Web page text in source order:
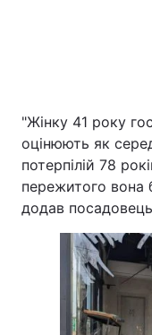
"Жінку 41 року
оцінюють як
потерпілій 78
пережитого вона
додав